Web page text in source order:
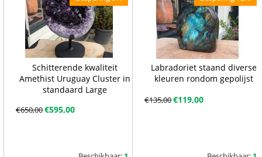
Schitterende kwaliteit
Amethist Uruguay Cluster in
standaard Large
€650,00€595,00
Labradoriet staand diverse
kleuren rondom gepolijst
€135,00€119,00